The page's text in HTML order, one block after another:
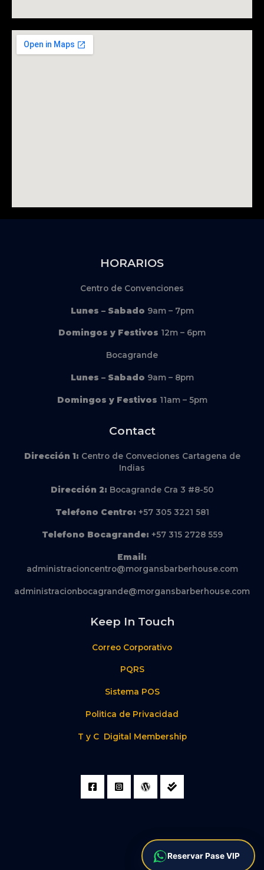
HORARIOS
Centro de Convenciones
Lunes – Sabado 9am – 7pm
Domingos y Festivos 12m – 6pm
Bocagrande
Lunes – Sabado 9am – 8pm
Domingos y Festivos 11am – 5pm
Contact
Dirección 1: Centro de Conveciones Cartagena de
Indias
Dirección 2: Bocagrande Cra 3 #8-50
Telefono Centro: +57 305 3221 581
Telefono Bocagrande: +57 315 2728 559
Email:
administracioncentro@morgansbarberhouse.com
administracionbocagrande@morgansbarberhouse.com
Keep In Touch
Correo Corporativo
PQRS
Sistema POS
Politica de Privacidad
T y C Digital Membership
Reservar Pase VIP